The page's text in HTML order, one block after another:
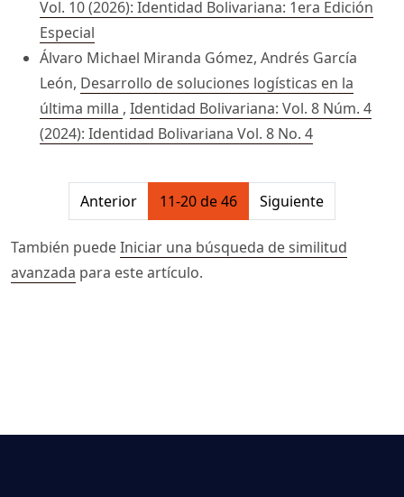
Vol. 10 (2026): Identidad Bolivariana: 1era Edición
Especial
Álvaro Michael Miranda Gómez, Andrés García
León, Desarrollo de soluciones logísticas en la
última milla , Identidad Bolivariana: Vol. 8 Núm. 4
(2024): Identidad Bolivariana Vol. 8 No. 4
##issue.pagination##
Anterior 11-20 de 46 Siguiente
También puedeIniciar una búsqueda de similitud
avanzada para este artículo.